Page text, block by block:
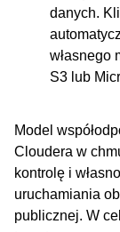
danych.
własnego
S3 lub
Model
Cloudera w
kontrolę i
uruchamiania
publicznej. W